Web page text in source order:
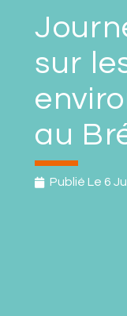
sur
au
Publié Le 6